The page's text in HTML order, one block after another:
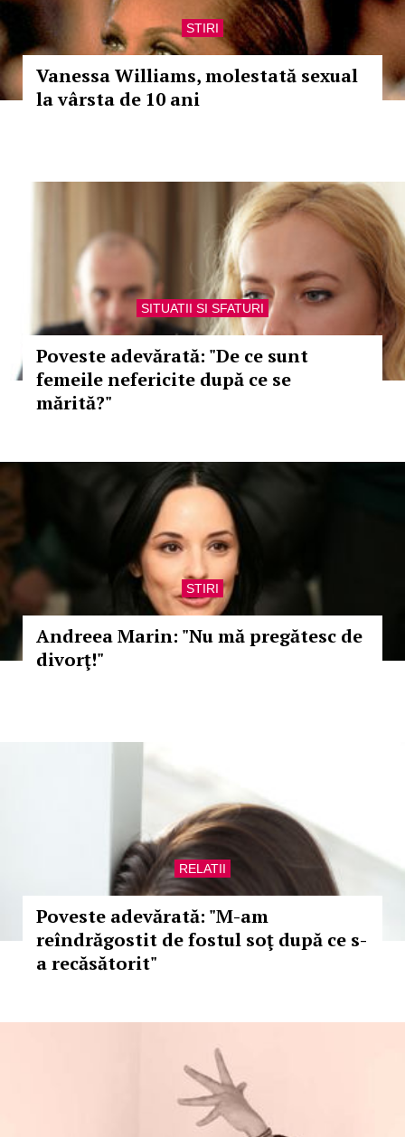
STIRI
Vanessa Williams, molestată sexual
la vârsta de 10 ani
SITUATII SI SFATURI
Poveste adevărată: "De ce sunt
femeile nefericite după ce se
mărită?"
STIRI
Andreea Marin: "Nu mă pregătesc de
divorţ!"
RELATII
Poveste adevărată: "M-am
reîndrăgostit de fostul soţ după ce s-
a recăsătorit"